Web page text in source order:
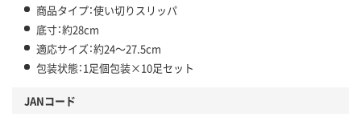
商品タイプ：使い切りスリッパ
底寸：約28cm
適応サイズ：約24～27.5cm
包装状態：1足個包装×10足セット
JANコード